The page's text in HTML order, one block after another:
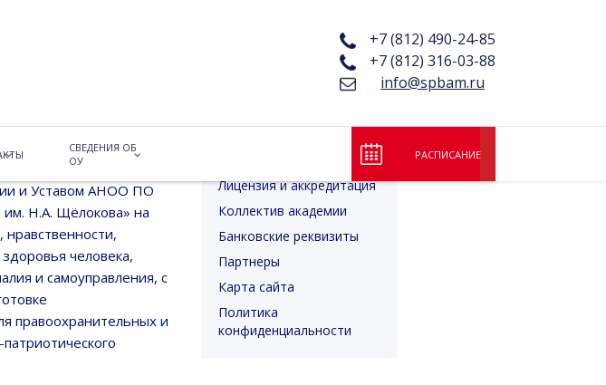
+7 (812) 490-24-85
+7 (812) 316-03-88
info@spbam.ru
СВЕДЕНИЯ ОБ
ОУ
РАСПИСАНИЕ
организацией
с
и Уставом АНОО ПО
им. Н.А. Щёлокова» на
человека,
и самоуправления, с
правоохранительных и
Лицензия и аккредитация
Коллектив академии
Банковские реквизиты
Партнеры
Карта сайта
Политика
конфиденциальности